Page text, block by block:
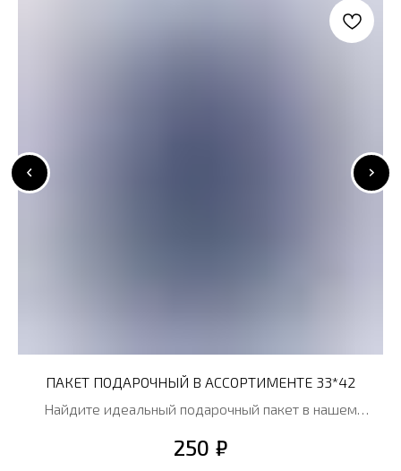
ПАКЕТ ПОДАРОЧНЫЙ В АССОРТИМЕНТЕ 33*42
Найдите идеальный подарочный пакет в нашем
лучше всего отразит ваш стиль и настроение!
250 ₽